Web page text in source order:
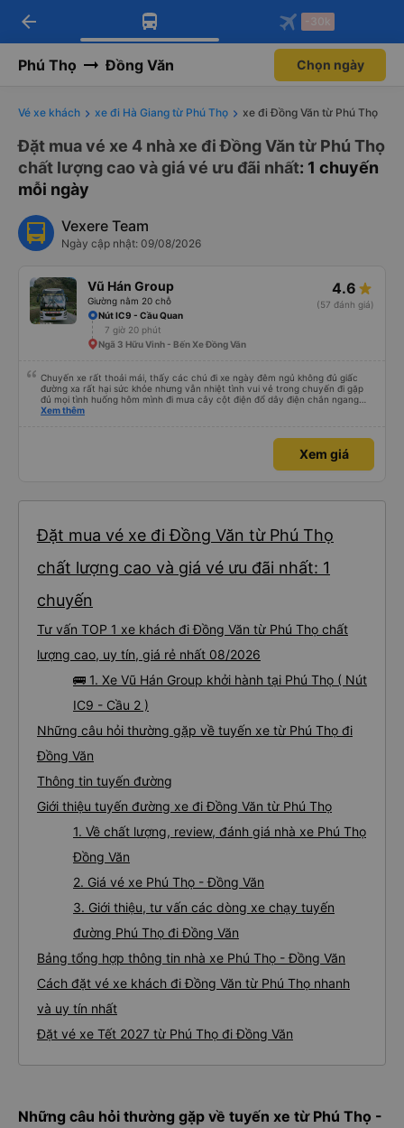
Tải app Vexere ngay!
Nhận ưu đãi thành viên độc
Mở app
Tải app Vexere
-30k/ghế khi đặt vé máy bay qua
Mở app
arrow_back -30k
Phú Thọ Đồng Văn Chọn ngày
Vé xe khách xe đi Hà Giang từ Phú Thọ xe đi Đồng Văn từ Phú Thọ
Đặt mua vé xe 4 nhà xe đi Đồng Văn từ Phú Thọ
chất lượng cao và giá vé ưu đãi nhất: 1 chuyến
mỗi ngày
Vexere Team
Ngày cập nhật: 09/08/2026
Vũ Hán Group
Giường nằm 20 chỗ
4.6
(57 đánh giá)
Nút IC9 - Cầu Quan
7 giờ 20 phút
Ngã 3 Hữu Vinh - Bến Xe Đồng Văn
Chuyến xe rất thoải mái, thấy các chú đi xe ngày đêm ngủ không đủ giấc
đường xa rất hại sức khỏe nhưng vẫn nhiệt tình vui vẻ trong chuyến đi gặp
đủ mọi tình huống hôm mình đi mưa cây cột điện đổ dây điện chắn ngang
thấy mấy chú tài cùng nhau dựng tạm cho xe qua mà thấy nghề này khổ
Xem thêm
Xem giá
Đặt mua vé xe đi Đồng Văn từ Phú Thọ
chất lượng cao và giá vé ưu đãi nhất: 1
chuyến
Tư vấn TOP 1 xe khách đi Đồng Văn từ Phú Thọ chất
lượng cao, uy tín, giá rẻ nhất 08/2026
🚌 1. Xe Vũ Hán Group khởi hành tại Phú Thọ ( Nút
IC9 - Cầu 2 )
Những câu hỏi thường gặp về tuyến xe từ Phú Thọ đi
Đồng Văn
Thông tin tuyến đường
Giới thiệu tuyến đường xe đi Đồng Văn từ Phú Thọ
1. Về chất lượng, review, đánh giá nhà xe Phú Thọ
Đồng Văn
2. Giá vé xe Phú Thọ - Đồng Văn
3. Giới thiệu, tư vấn các dòng xe chạy tuyến
đường Phú Thọ đi Đồng Văn
Bảng tổng hợp thông tin nhà xe Phú Thọ - Đồng Văn
Cách đặt vé xe khách đi Đồng Văn từ Phú Thọ nhanh
và uy tín nhất
Đặt vé xe Tết 2027 từ Phú Thọ đi Đồng Văn
Những câu hỏi thường gặp về tuyến xe từ Phú Thọ -